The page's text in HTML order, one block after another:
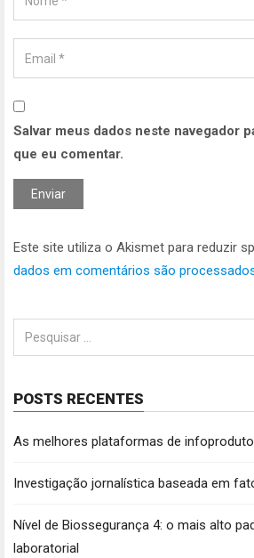
Salvar meus dados neste navegador
que eu comentar.
Este site utiliza o Akismet para reduzir
dados em comentários são
Pesquisar
por:
POSTS RECENTES
As melhores plataformas de
Investigação jornalística baseada em
Nível de Biossegurança 4: o mais alto
laboratorial